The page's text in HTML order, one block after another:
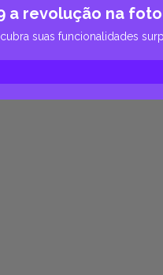
a revolução na
suas funcionalidades